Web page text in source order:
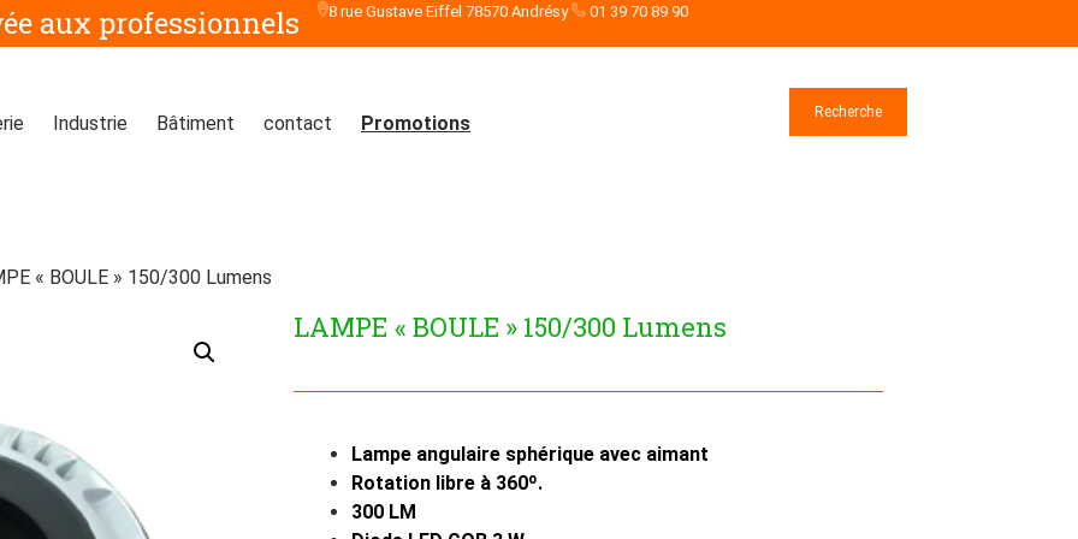
aux professionnels 8 rue Gustave Eiffel 78570 Andrésy 01 39 70 89 90
Industrie Bâtiment contact Promotions
Recherche
« BOULE » 150/300 Lumens
LAMPE « BOULE » 150/300 Lumens
Lampe angulaire sphérique avec aimant
Rotation libre à 360º.
300 LM